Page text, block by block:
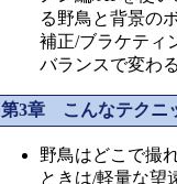
る野鳥と背景の
補正/ブラケティ
バランスで変わ
第3章 こんなテクニ
野鳥はどこで撮
ときは/軽量な望